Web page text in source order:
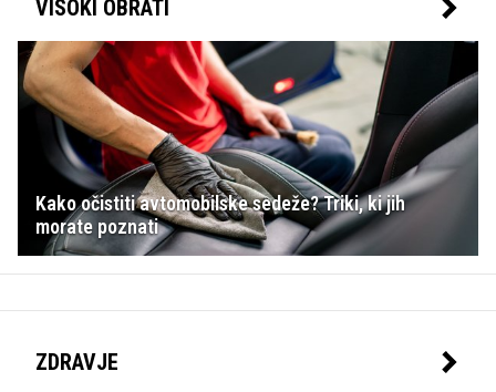
VISOKI OBRATI
Kako očistiti avtomobilske sedeže? Triki, ki jih
morate poznati
ZDRAVJE